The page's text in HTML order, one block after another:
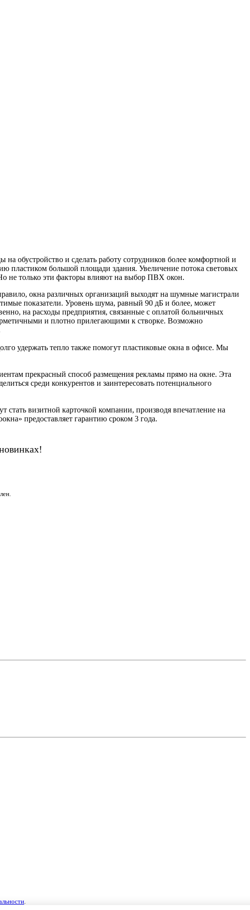
обустройство и сделать работу сотрудников более комфортной и
пластиком большой площади здания. Увеличение потока световых
не только эти факторы влияют на выбор ПВХ окон.
окна различных организаций выходят на шумные магистрали
показатели. Уровень шума, равный 90 дБ и более, может
на расходы предприятия, связанные с оплатой больничных
и плотно прилегающими к створке. Возможно
удержать тепло также помогут пластиковые окна в офисе. Мы
прекрасный способ размещения рекламы прямо на окне. Эта
среди конкурентов и заинтересовать потенциального
визитной карточкой компании, производя впечатление на
предоставляет гарантию сроком 3 года.